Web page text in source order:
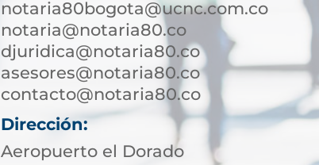
notaria80bogota@ucnc.com.co
notaria@notaria80.co
djuridica@notaria80.co
asesores@notaria80.co
contacto@notaria80.co ​
Dirección:
Aeropuerto el Dorado